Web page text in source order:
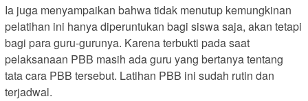
Ia juga menyampaikan bahwa tidak menutup kemungkinan
pelatihan ini hanya diperuntukan bagi siswa saja, akan tetapi
bagi para guru-gurunya. Karena terbukti pada saat
pelaksanaan PBB masih ada guru yang bertanya tentang
tata cara PBB tersebut. Latihan PBB ini sudah rutin dan
terjadwal.